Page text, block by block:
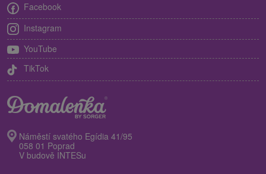
Facebook
Instagram
YouTube
TikTok
Náměstí svatého Egídia 41/95
058 01 Poprad
V budově INTESu